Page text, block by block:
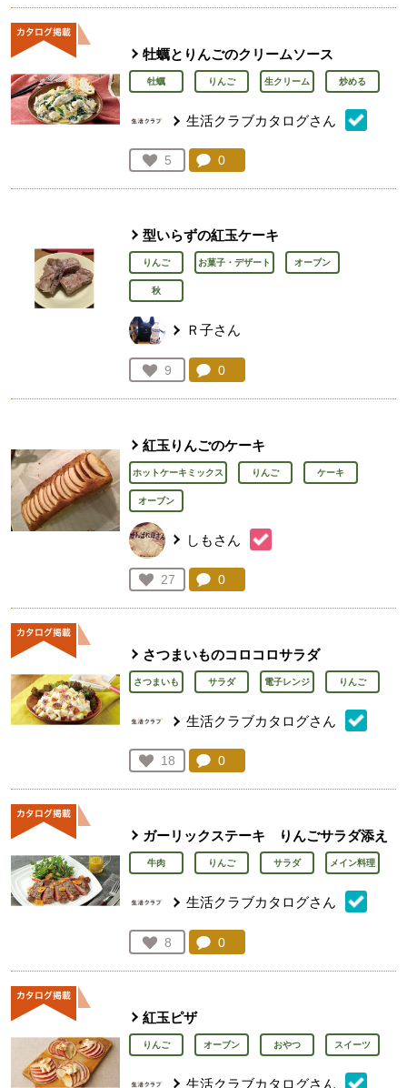
牡蠣とりんごのクリームソース
牡蠣 りんご 生クリーム 炒める
生活クラブカタログさん
お気に入り登録：
5
人が登録
コメント：
0
型いらずの紅玉ケーキ
りんご お菓子・デザート オーブン
秋
Ｒ子さん
お気に入り登録：
9
人が登録
コメント：
0
紅玉りんごのケーキ
ホットケーキミックス りんご ケーキ
オーブン
しもさん
お気に入り登録：
27
人が登録
コメント：
0
さつまいものコロコロサラダ
さつまいも サラダ 電子レンジ りんご
生活クラブカタログさん
お気に入り登録：
18
人が登録
コメント：
0
ガーリックステーキ りんごサラダ添え
牛肉 りんご サラダ メイン料理
生活クラブカタログさん
お気に入り登録：
8
人が登録
コメント：
0
紅玉ピザ
りんご オーブン おやつ スイーツ
生活クラブカタログさん